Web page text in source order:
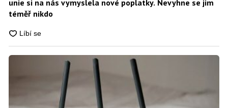
unie si na nás vymyslela nové poplatky. Nevyhne se jim
téměř nikdo